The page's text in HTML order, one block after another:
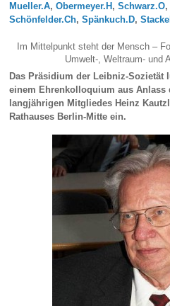
Mueller.A,Obermeyer.H ,Schwarz.O
Schönfelder.Ch,Spänkuch.D,
Im Mittelpunkt steht der Mensch –
Umwelt-, Weltraum- und
Das Präsidium der Leibniz-Sozietät
einem Ehrenkolloquium aus Anlass
langjährigen Mitgliedes Heinz
Rathauses Berlin-Mitte ein.